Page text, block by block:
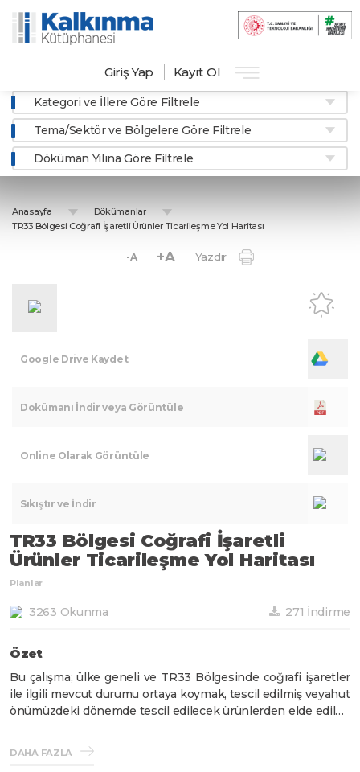
Giriş Yap Kayıt Ol
Kategori ve İllere Göre Filtrele
Tema/Sektör ve Bölgelere Göre Filtrele
Döküman Yılına Göre Filtrele
Anasayfa
Dökümanlar
TR33 Bölgesi Coğrafi İşaretli Ürünler Ticarileşme Yol Haritası
-A +A Yazdır
Google Drive Kaydet
Dokümanı İndir veya Görüntüle
Online Olarak Görüntüle
Sıkıştır ve İndir
TR33 Bölgesi Coğrafi İşaretli
Ürünler Ticarileşme Yol Haritası
Planlar
3263 Okunma 271 İndirme
Özet
Bu çalışma; ülke geneli ve TR33 Bölgesinde coğrafi işaretler
ile ilgili mevcut durumu ortaya koymak, tescil edilmiş veyahut
önümüzdeki dönemde tescil edilecek ürünlerden elde edilen
DAHA FAZLA